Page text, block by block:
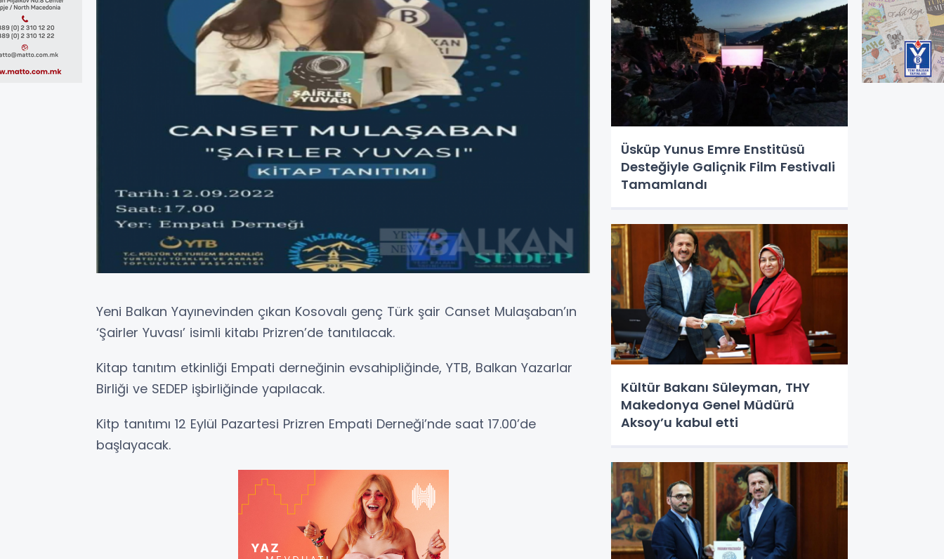
Yeni Balkan Yayınevinden çıkan Kosovalı genç Türk şair Canset Mulaşaban’ın
‘Şairler Yuvası’ isimli kitabı Prizren’de tanıtılacak.
Kitap tanıtım etkinliği Empati derneğinin evsahipliğinde, YTB, Balkan Yazarlar
Birliği ve SEDEP işbirliğinde yapılacak.
Kitp tanıtımı 12 Eylül Pazartesi Prizren Empati Derneği’nde saat 17.00’de
başlayacak.
Üsküp Yunus Emre Enstitüsü
Desteğiyle Galiçnik Film Festivali
Tamamlandı
Kültür Bakanı Süleyman, THY
Makedonya Genel Müdürü
Aksoy’u kabul etti